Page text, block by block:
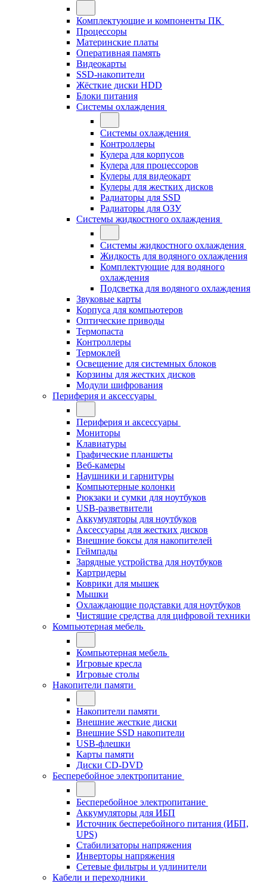
Комплектующие и компоненты ПК
Процессоры
Материнские платы
Оперативная память
Видеокарты
SSD-накопители
Жёсткие диски HDD
Блоки питания
Системы охлаждения
Системы охлаждения
Контроллеры
Кулера для корпусов
Кулера для процессоров
Кулеры для видеокарт
Кулеры для жестких дисков
Радиаторы для SSD
Радиаторы для ОЗУ
Системы жидкостного охлаждения
Системы жидкостного охлаждения
Жидкость для водяного охлаждения
Комплектующие для водяного
охлаждения
Подсветка для водяного охлаждения
Звуковые карты
Корпуса для компьютеров
Оптические приводы
Термопаста
Контроллеры
Термоклей
Освещение для системных блоков
Корзины для жестких дисков
Модули шифрования
Периферия и аксессуары
Периферия и аксессуары
Мониторы
Клавиатуры
Графические планшеты
Веб-камеры
Наушники и гарнитуры
Компьютерные колонки
Рюкзаки и сумки для ноутбуков
USB-разветвители
Аккумуляторы для ноутбуков
Аксессуары для жестких дисков
Внешние боксы для накопителей
Геймпады
Зарядные устройства для ноутбуков
Картридеры
Коврики для мышек
Мышки
Охлаждающие подставки для ноутбуков
Чистящие средства для цифровой техники
Компьютерная мебель
Компьютерная мебель
Игровые кресла
Игровые столы
Накопители памяти
Накопители памяти
Внешние жесткие диски
Внешние SSD накопители
USB-флешки
Карты памяти
Диски CD-DVD
Бесперебойное электропитание
Бесперебойное электропитание
Аккумуляторы для ИБП
Источник бесперебойного питания (ИБП,
UPS)
Стабилизаторы напряжения
Инверторы напряжения
Сетевые фильтры и удлинители
Кабели и переходники